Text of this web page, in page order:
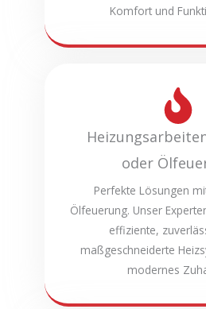
Komfort und
oder
Perfekte Lösungen
Ölfeuerung. Unser
effiziente,
maßgeschneiderte
modernes